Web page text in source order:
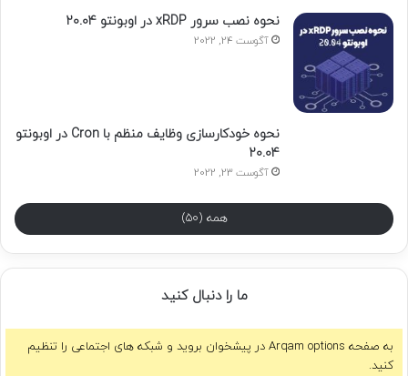
نحوه نصب سرور xRDP در اوبونتو 20.04
آگوست 24, 2022
نحوه خودکارسازی وظایف منظم با Cron در اوبونتو
20.04
آگوست 23, 2022
همه (50)
ما را دنبال کنید
به صفحه Arqam options در پیشخوان بروید و شبکه های اجتماعی را تنظیم
کنید.